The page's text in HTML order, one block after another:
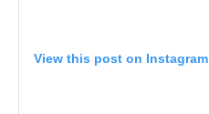
View this post on Instagram